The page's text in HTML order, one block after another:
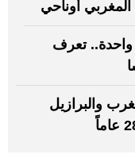
واحدة.. تعرف
والبرازيل